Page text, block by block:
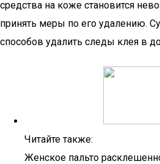
средства на коже становится
принять меры по его удалению.
способов удалить следы клея в
Читайте также:
Женское пальто